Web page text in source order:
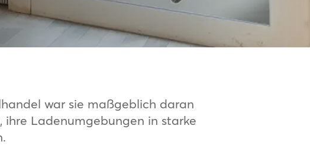
war sie maßgeblich daran
ihre Ladenumgebungen in starke